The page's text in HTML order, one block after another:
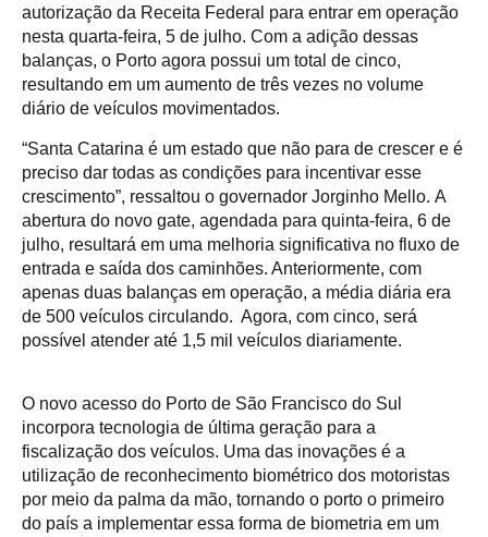
autorização da Receita Federal para entrar em operação
nesta quarta-feira, 5 de julho. Com a adição dessas
balanças, o Porto agora possui um total de cinco,
resultando em um aumento de três vezes no volume
diário de veículos movimentados.
“Santa Catarina é um estado que não para de crescer e é
preciso dar todas as condições para incentivar esse
crescimento”, ressaltou o governador Jorginho Mello. A
abertura do novo gate, agendada para quinta-feira, 6 de
julho, resultará em uma melhoria significativa no fluxo de
entrada e saída dos caminhões. Anteriormente, com
apenas duas balanças em operação, a média diária era
de 500 veículos circulando. Agora, com cinco, será
possível atender até 1,5 mil veículos diariamente.
O novo acesso do Porto de São Francisco do Sul
incorpora tecnologia de última geração para a
fiscalização dos veículos. Uma das inovações é a
utilização de reconhecimento biométrico dos motoristas
por meio da palma da mão, tornando o porto o primeiro
do país a implementar essa forma de biometria em um